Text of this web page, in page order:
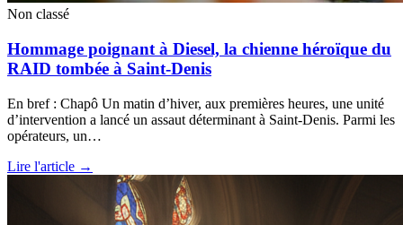
Non classé
Hommage poignant à Diesel, la chienne héroïque du
RAID tombée à Saint-Denis
En bref : Chapô Un matin d’hiver, aux premières heures, une unité
d’intervention a lancé un assaut déterminant à Saint-Denis. Parmi les
opérateurs, un…
Lire l'article →